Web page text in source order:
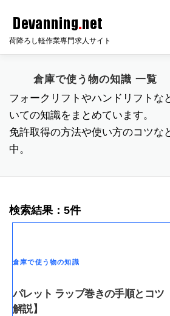
テ
ス
キ
ッ
荷降ろし軽作業専門求人サイト
HOME サイト説明 倉庫知識
無料会員登録 無料求人掲載
倉庫で使う物の知識 一覧
フォークリフトやハンドリフトな
いての知識をまとめています。
免許取得の方法や使い方のコツな
中。
検索結果：5件
倉庫で使う物の知識
パレット ラップ巻きの手順とコツ
解説】